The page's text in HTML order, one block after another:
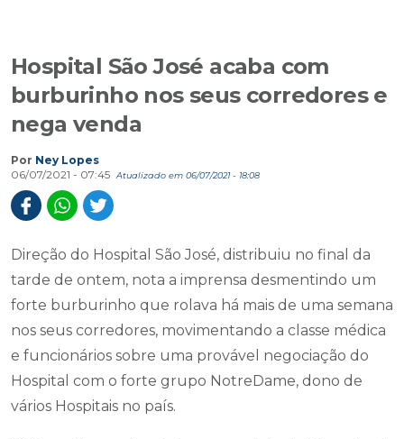
Hospital São José acaba com
burburinho nos seus corredores e
nega venda
Por Ney Lopes
06/07/2021 - 07:45
Atualizado em 06/07/2021 - 18:08
Direção do Hospital São José, distribuiu no final da
tarde de ontem, nota a imprensa desmentindo um
forte burburinho que rolava há mais de uma semana
nos seus corredores, movimentando a classe médica
e funcionários sobre uma provável negociação do
Hospital com o forte grupo NotreDame, dono de
vários Hospitais no país.